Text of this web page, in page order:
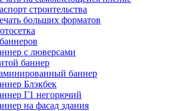
строительства
больших форматов
с люверсами
баннер
баннер
Блэкбек
Г1 негорючий
на фасад здания